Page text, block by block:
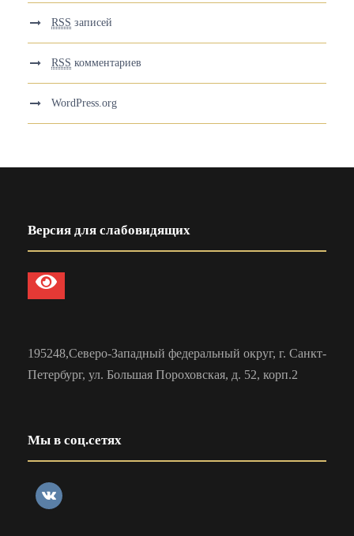
RSS записей
RSS комментариев
WordPress.org
Версия для слабовидящих
195248,Северо-Западный федеральный округ, г. Санкт-
Петербург, ул. Большая Пороховская, д. 52, корп.2
Мы в соц.сетях